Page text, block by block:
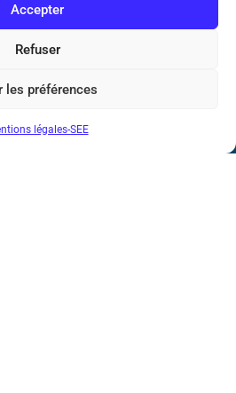
Accepter
Refuser
les préférences
légales-SEE
d’André-
de Vente